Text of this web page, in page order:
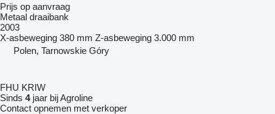
Prijs op aanvraag
Metaal draaibank
2003
X-asbeweging 380 mm Z-asbeweging 3.000 mm
Polen, Tarnowskie Góry
FHU KRIW
Sinds 4jaar bij Agroline
Contact opnemen met verkoper